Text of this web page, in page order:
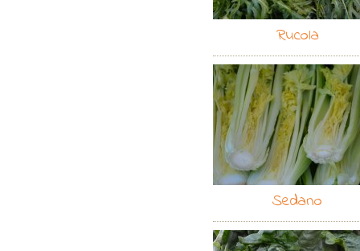
Rucola
Sedano